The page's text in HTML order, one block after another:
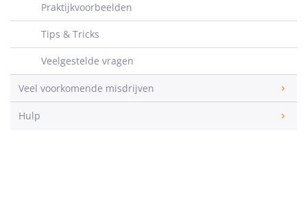
Praktijkvoorbeelden
Tips & Tricks
Veelgestelde vragen
Veel voorkomende misdrijven
Hulp